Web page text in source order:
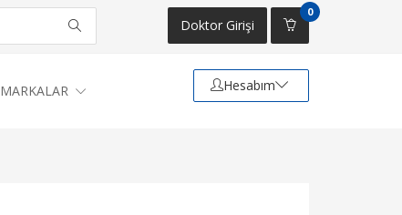
Doktor Girişi
0
MARKALAR Hesabım